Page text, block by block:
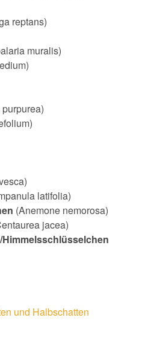
reptans)
muralis)
latifolia)
(Anemone nemorosa)
jacea)
Himmelsschlüsselchen
und Halbschatten